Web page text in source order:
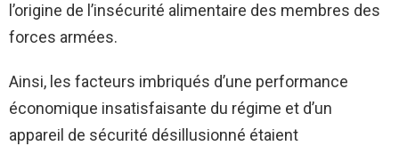
l’origine de l’insécurité alimentaire des membres des
forces armées.
Ainsi, les facteurs imbriqués d’une performance
économique insatisfaisante du régime et d’un
appareil de sécurité désillusionné étaient